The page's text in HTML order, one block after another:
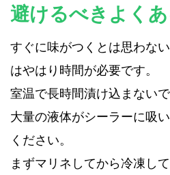
避けるべきよく
すぐに味がつくとは思わな
はやはり時間が必要です。
室温で長時間漬け込まないで
大量の液体がシーラーに吸
ください。
まずマリネしてから冷凍し